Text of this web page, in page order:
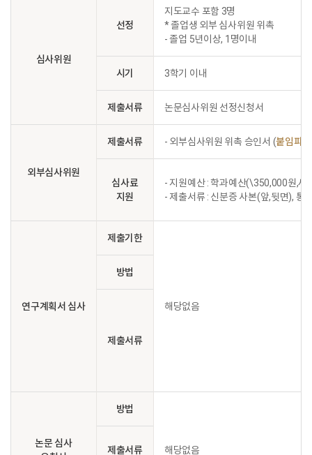
심사위원
선정
지도교수 포함 3명
* 졸업생 외부 심사위원 위촉
- 졸업 5년이상, 1명이내
시기 3학기 이내
제출서류 논문심사위원 선정신청서
외부심사위원
제출서류 - 외부심사위원 위촉 승인서 (붙임파일
심사료
지원
- 지원예산 : 학과예산(\350,000원,세
- 제출서류 : 신분증 사본(앞,뒷면), 통
연구계획서 심사
제출기한
해당없음
방법
제출서류
논문 심사
방법
해당없음
제출서류